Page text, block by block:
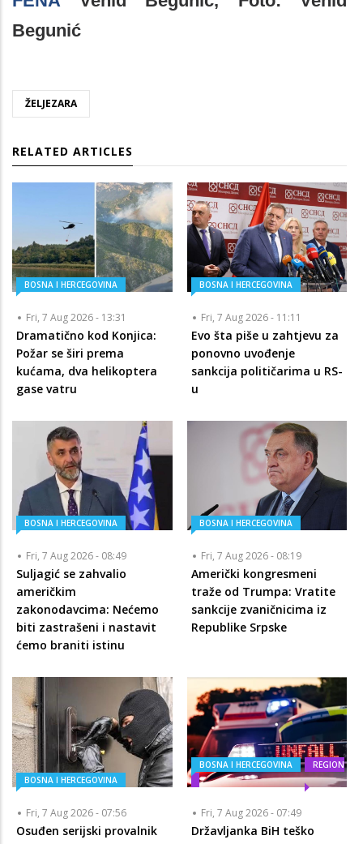
Begunić
ŽELJEZARA
RELATED ARTICLES
BOSNA I HERCEGOVINA
Fri, 7 Aug 2026 - 13:31
Dramatično kod Konjica:
Požar se širi prema
kućama, dva helikoptera
gase vatru
BOSNA I HERCEGOVINA
Fri, 7 Aug 2026 - 11:11
Evo šta piše u zahtjevu za
ponovno uvođenje
sankcija političarima u RS-
u
BOSNA I HERCEGOVINA
Fri, 7 Aug 2026 - 08:49
Suljagić se zahvalio
američkim
zakonodavcima: Nećemo
biti zastrašeni i nastavit
ćemo braniti istinu
BOSNA I HERCEGOVINA
Fri, 7 Aug 2026 - 08:19
Američki kongresmeni
traže od Trumpa: Vratite
sankcije zvaničnicima iz
Republike Srpske
BOSNA I HERCEGOVINA
Fri, 7 Aug 2026 - 07:56
Osuđen serijski provalnik
BOSNA I HERCEGOVINA REGION
Fri, 7 Aug 2026 - 07:49
Državljanka BiH teško